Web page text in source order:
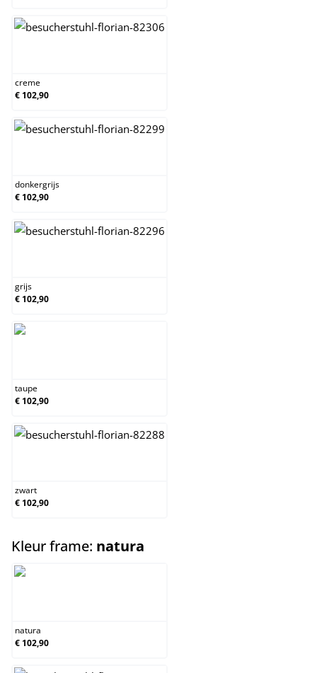
creme
€ 102,90
donkergrijs
€ 102,90
grijs
€ 102,90
taupe
€ 102,90
zwart
€ 102,90
Kleur frame: natura
natura
€ 102,90